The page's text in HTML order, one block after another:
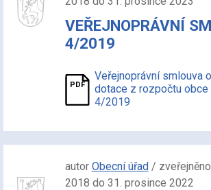
VEŘEJNOPRÁVNÍ
4/2019
Veřejnoprávní smlouva
dotace z rozpočtu
4/2019
autor Obecní úřad/
2018 do 31. prosince 2022